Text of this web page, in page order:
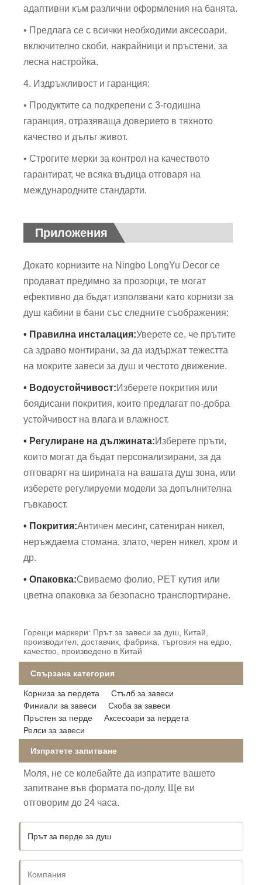
адаптивни към различни оформления на банята.
• Предлага се с всички необходими аксесоари,
включително скоби, накрайници и пръстени, за
лесна настройка.
4. Издръжливост и гаранция:
• Продуктите са подкрепени с 3-годишна
гаранция, отразяваща доверието в тяхното
качество и дълъг живот.
• Строгите мерки за контрол на качеството
гарантират, че всяка въдица отговаря на
международните стандарти.
Приложения
Докато корнизите на Ningbo LongYu Decor се
продават предимно за прозорци, те могат
ефективно да бъдат използвани като корнизи за
душ кабини в бани със следните съображения:
• Правилна инсталация:Уверете се, че прътите
са здраво монтирани, за да издържат тежестта
на мокрите завеси за душ и честото движение.
• Водоустойчивост:Изберете покрития или
боядисани покрития, които предлагат по-добра
устойчивост на влага и влажност.
• Регулиране на дължината:Изберете пръти,
които могат да бъдат персонализирани, за да
отговарят на ширината на вашата душ зона, или
изберете регулируеми модели за допълнителна
гъвкавост.
• Покрития:Античен месинг, сатениран никел,
неръждаема стомана, злато, черен никел, хром и
др.
• Опаковка:Свиваемо фолио, PET кутия или
цветна опаковка за безопасно транспортиране.
Горещи маркери: Прът за завеси за душ, Китай,
производител, доставчик, фабрика, търговия на едро,
качество, произведено в Китай
Свързана категория
Корниза за пердета
Стълб за завеси
Финиали за завеси
Скоба за завеси
Пръстен за перде
Аксесоари за пердета
Релси за завеси
Изпратете запитване
Моля, не се колебайте да изпратите вашето
запитване във формата по-долу. Ще ви
отговорим до 24 часа.